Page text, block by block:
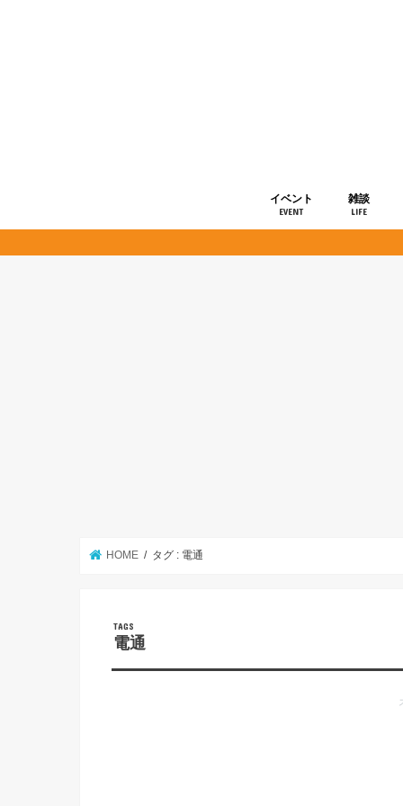
イベント
EVENT
雑談
LIFE
HOME タグ : 電通
電通